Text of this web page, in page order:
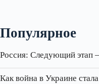
Популярное
Россия: Следующий этап
Как война в Украине